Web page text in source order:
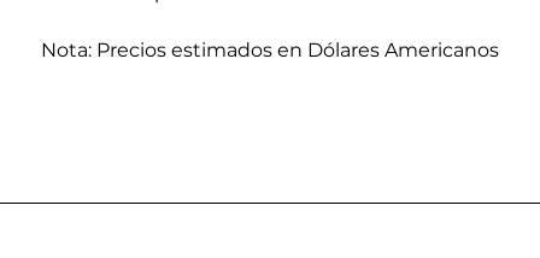
Nota: Precios estimados en Dólares Americanos